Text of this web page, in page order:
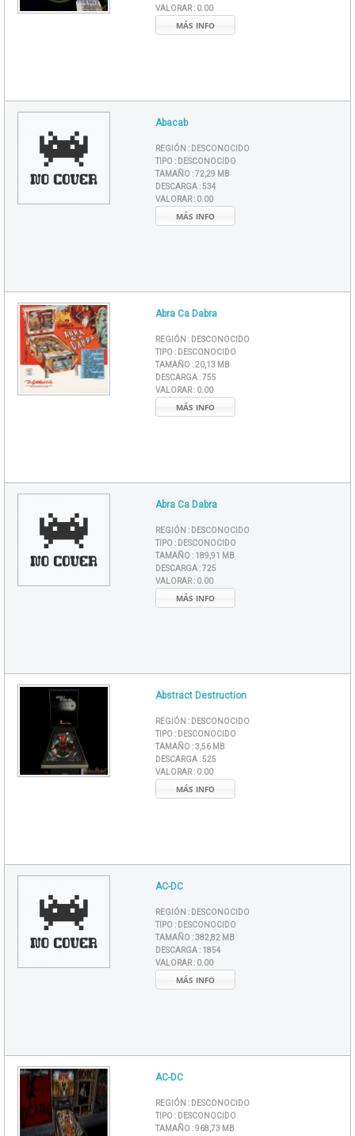
VALORAR : 0.00
MÁS INFO
Abacab
REGIÓN : DESCONOCIDO
TIPO : DESCONOCIDO
TAMAÑO :72,29 MB
DESCARGA :534
VALORAR : 0.00
MÁS INFO
Abra Ca Dabra
REGIÓN : DESCONOCIDO
TIPO : DESCONOCIDO
TAMAÑO :20,13 MB
DESCARGA :755
VALORAR : 0.00
MÁS INFO
Abra Ca Dabra
REGIÓN : DESCONOCIDO
TIPO : DESCONOCIDO
TAMAÑO : 189,91 MB
DESCARGA :725
VALORAR : 0.00
MÁS INFO
Abstract Destruction
REGIÓN : DESCONOCIDO
TIPO : DESCONOCIDO
TAMAÑO :3,56 MB
DESCARGA :525
VALORAR : 0.00
MÁS INFO
AC-DC
REGIÓN : DESCONOCIDO
TIPO : DESCONOCIDO
TAMAÑO :382,82 MB
DESCARGA : 1854
VALORAR : 0.00
MÁS INFO
AC-DC
REGIÓN : DESCONOCIDO
TIPO : DESCONOCIDO
TAMAÑO :968,73 MB